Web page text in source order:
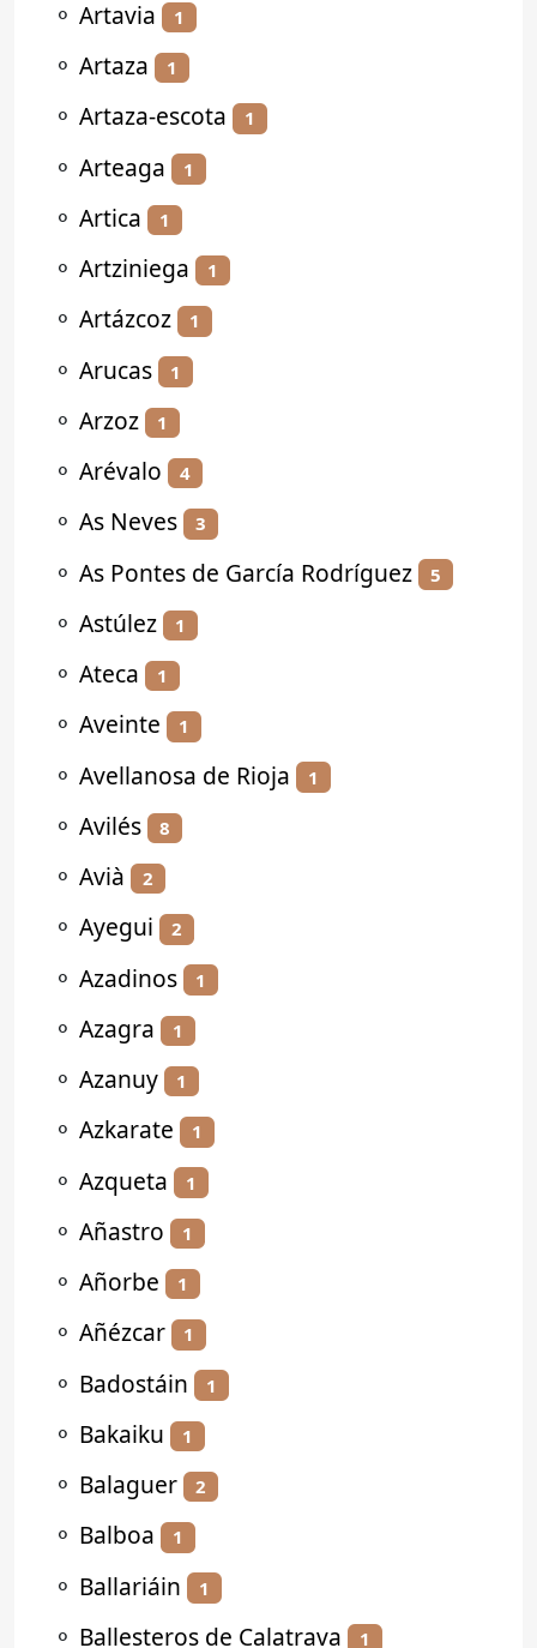
⚬ Artavia 1
⚬ Artaza 1
⚬ Artaza-escota 1
⚬ Arteaga 1
⚬ Artica 1
⚬ Artziniega 1
⚬ Artázcoz 1
⚬ Arucas 1
⚬ Arzoz 1
⚬ Arévalo 4
⚬ As Neves 3
⚬ As Pontes de García Rodríguez 5
⚬ Astúlez 1
⚬ Ateca 1
⚬ Aveinte 1
⚬ Avellanosa de Rioja 1
⚬ Avilés 8
⚬ Avià 2
⚬ Ayegui 2
⚬ Azadinos 1
⚬ Azagra 1
⚬ Azanuy 1
⚬ Azkarate 1
⚬ Azqueta 1
⚬ Añastro 1
⚬ Añorbe 1
⚬ Añézcar 1
⚬ Badostáin 1
⚬ Bakaiku 1
⚬ Balaguer 2
⚬ Balboa 1
⚬ Ballariáin 1
⚬ Ballesteros de Calatrava 1